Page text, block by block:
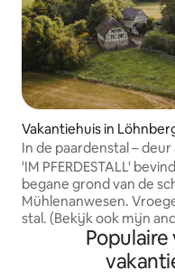
Vakantiehuis in
In de paardenstal –
kip en paard
'IM PFERDESTALL'
begane grond van de
Mühlenanwesen.
stal. (Bekijk ook mijn
appartement
kamer heeft lage
vensters met spijlen.